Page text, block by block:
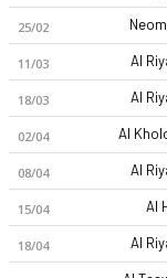
25/02
11/03 Al
18/03 Al
02/04 Al
08/04 Al
15/04 Al
18/04 Al